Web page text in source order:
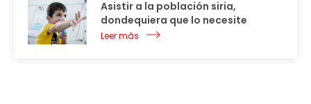
Asistir a la población siria,
dondequiera que lo necesite
Leer más